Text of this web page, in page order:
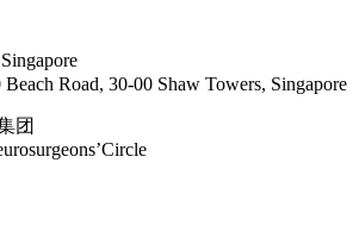
Road, 30-00 Shaw Towers, Singapore
团